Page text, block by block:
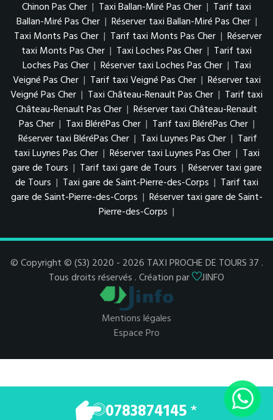
Chinon Pas Cher | Taxi Ballan-Miré Pas Cher | Tarif taxi
Ballan-Miré Pas Cher | Réserver taxi Ballan-Miré Pas Cher |
Taxi Monts Pas Cher | Tarif taxi Monts Pas Cher | Réserver
taxi Monts Pas Cher | Taxi Loches Pas Cher | Tarif taxi
Loches Pas Cher | Réserver taxi Loches Pas Cher | Taxi
Veigné Pas Cher | Tarif taxi Veigné Pas Cher | Réserver taxi
Veigné Pas Cher | Taxi Château-Renault Pas Cher | Tarif taxi
Château-Renault Pas Cher | Réserver taxi Château-Renault
Pas Cher | Taxi BléréPas Cher | Tarif taxi BléréPas Cher |
Réserver taxi BléréPas Cher | Taxi Luynes Pas Cher | Tarif
taxi Luynes Pas Cher | Réserver taxi Luynes Pas Cher | Taxi
gare de Tours | Tarif taxi gare de Tours | Réserver taxi gare
de Tours | Taxi gare de Saint-Pierre-des-Corps | Tarif taxi
gare de Saint-Pierre-des-Corps | Réserver taxi gare de Saint-
Pierre-des-Corps |
© Copyright © (S3) 2020 - 2026 TAXI PROCHE DE TOURS 37 .
Tous droits réservés . Création par
JINFO
Mentions légales
Espace Pro
0783874145*